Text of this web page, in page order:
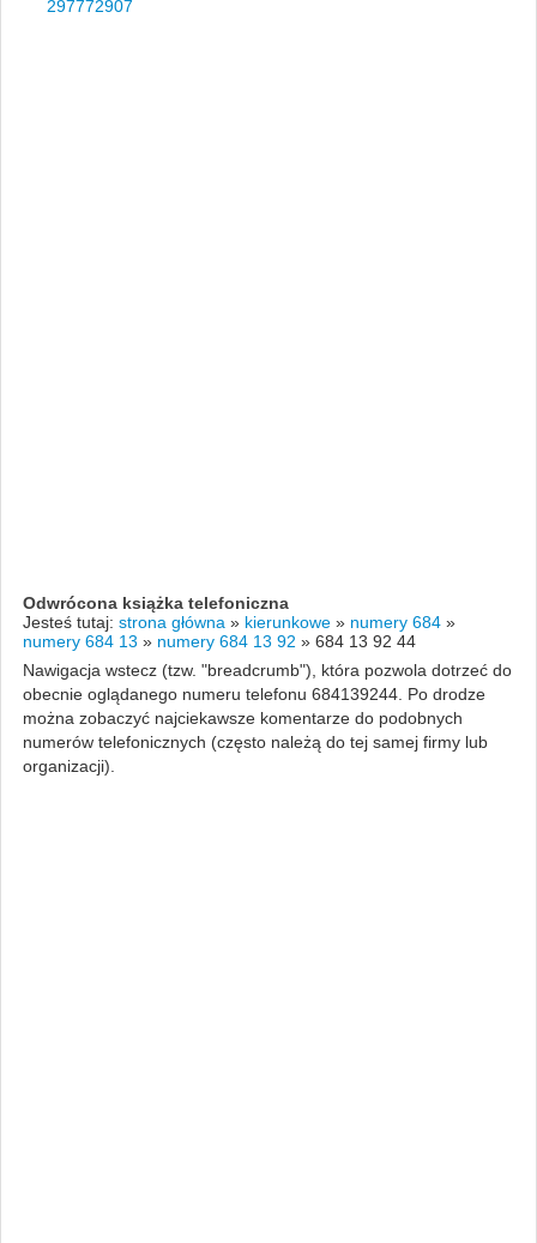
297772907
Odwrócona książka telefoniczna
Jesteś tutaj: strona główna » kierunkowe » numery 684 »
numery 684 13 » numery 684 13 92 » 684 13 92 44
Nawigacja wstecz (tzw. "breadcrumb"), która pozwola dotrzeć do
obecnie oglądanego numeru telefonu 684139244. Po drodze
można zobaczyć najciekawsze komentarze do podobnych
numerów telefonicznych (często należą do tej samej firmy lub
organizacji).